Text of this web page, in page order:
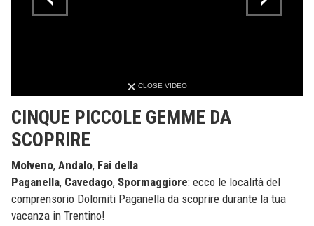
CLOSE VIDEO
CINQUE PICCOLE GEMME DA
SCOPRIRE
Molveno, Andalo, Fai della
Paganella, Cavedago, Spormaggiore: ecco le località del
comprensorio Dolomiti Paganella da scoprire durante la tua
vacanza in Trentino!